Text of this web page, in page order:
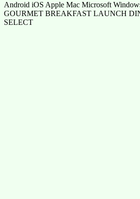
Android iOS Apple Mac Microsoft
GOURMET BREAKFAST LAUNCH
SELECT